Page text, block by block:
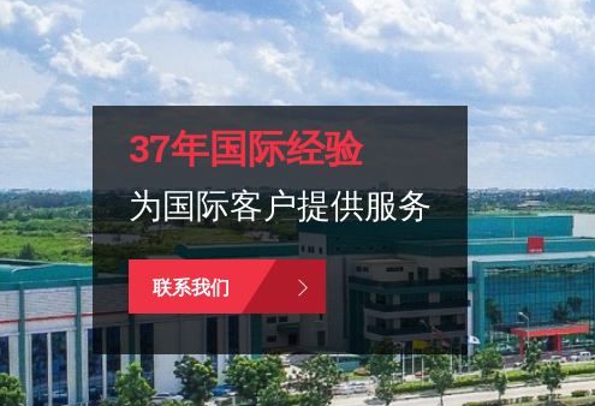
37年国际经验
为国际客户提供服务
联系我们